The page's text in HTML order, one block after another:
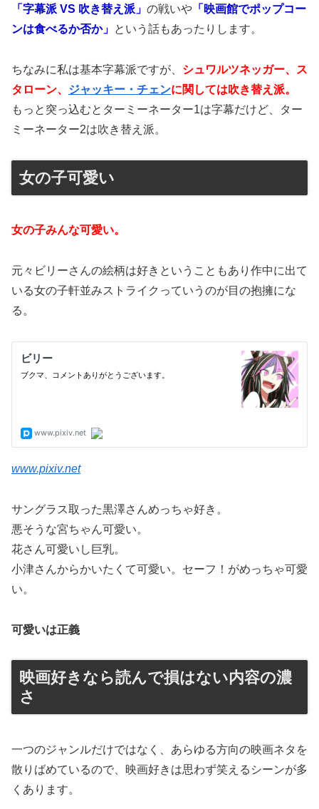
「字幕派 VS 吹き替え派」 の戦いや 「映画館でポップコー
ンは食べるか否か」 という話もあったりします。
ちなみに私は基本字幕派ですが、 シュワルツネッガー、ス
タローン、 ジャッキー・チェンに関しては吹き替え派。
もっと突っ込むとターミーネーター1は字幕だけど、ター
ミーネーター2は吹き替え派。
女の子可愛い
女の子みんな可愛い。
元々ビリーさんの絵柄は好きということもあり作中に出て
いる女の子軒並みストライクっていうのが目の抱擁にな
る。
www.pixiv.net
サングラス取った黒澤さんめっちゃ好き。
悪そうな宮ちゃん可愛い。
花さん可愛いし巨乳。
小津さんからかいたくて可愛い。セーフ！がめっちゃ可愛
い。
可愛いは正義
映画好きなら読んで損はない内容の濃
さ
一つのジャンルだけではなく、あらゆる方向の映画ネタを
散りばめているので、映画好きは思わず笑えるシーンが多
くあります。